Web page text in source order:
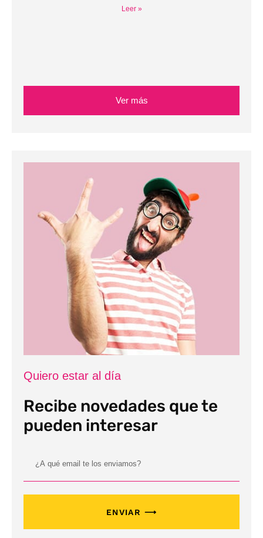
Leer »
Ver más
Quiero estar al día
Recibe novedades que te
pueden interesar
ENVIAR ⟶